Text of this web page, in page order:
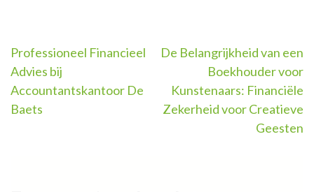
Berichtnavigatie
Professioneel Financieel
Advies bij
Accountantskantoor De
Baets
De Belangrijkheid van een
Boekhouder voor
Kunstenaars: Financiële
Zekerheid voor Creatieve
Geesten